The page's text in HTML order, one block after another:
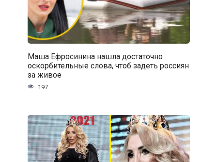
Маша Ефросинина нашла достаточно
оскорбительные слова, чтоб задеть россиян
за живое
197